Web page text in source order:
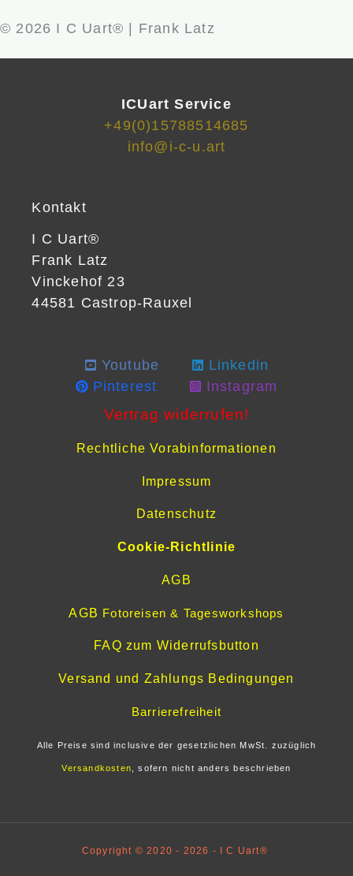
© 2026 I C Uart® | Frank Latz
ICUart Service
+49(0)15788514685
info@i-c-u.art
Kontakt
I C Uart®
Frank Latz
Vinckehof 23
44581 Castrop-Rauxel
Youtube
Linkedin
Pinterest
Instagram
Vertrag widerrufen!
Rechtliche Vorabinformationen
Impressum
Datenschutz
Cookie-Richtlinie
AGB
AGB Fotoreisen & Tagesworkshops
FAQ zum Widerrufsbutton
Versand und Zahlungs Bedingungen
Barrierefreiheit
Alle Preise sind inclusive der gesetzlichen MwSt. zuzüglich
Versandkosten , sofern nicht anders beschrieben
Copyright © 2020 - 2026 - I C Uart®